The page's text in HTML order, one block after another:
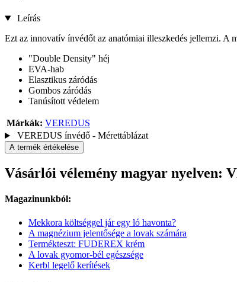
Leírás
Ezt az innovatív ínvédőt az anatómiai illeszkedés jellemzi. A
"Double Density" héj
EVA-hab
Elasztikus záródás
Gombos záródás
Tanúsított védelem
Márkák: VEREDUS
VEREDUS ínvédő - Mérettáblázat
A termék értékelése
Vásárlói vélemény magyar nyelven:
Magazinunkból:
Mekkora költséggel jár egy ló havonta?
A magnézium jelentősége a lovak számára
Termékteszt: FUDEREX krém
A lovak gyomor-bél egészsége
Kerbl legelő kerítések